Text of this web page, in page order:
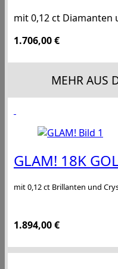
mit 0,12 ct Diamanten
1.706,00€
MEHR AUS
GLAM! 18K
mit 0,12 ct Brillanten und
1.894,00€